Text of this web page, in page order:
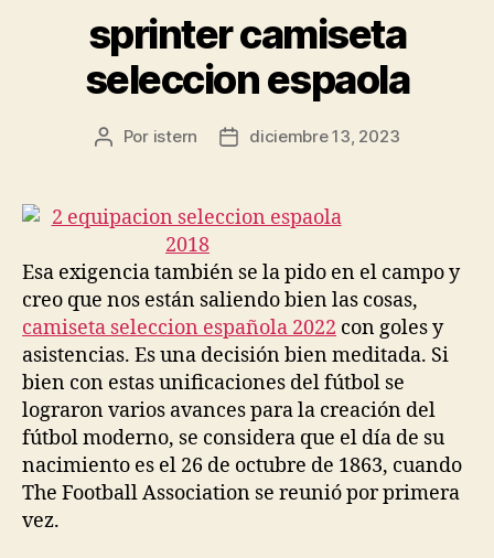
sprinter camiseta
seleccion espaola
Autor
entrada
Por istern
Fecha
entrada
diciembre 13, 2023
Esa exigencia también se la pido en el campo y
creo que nos están saliendo bien las cosas,
camiseta seleccion española 2022 con goles y
asistencias. Es una decisión bien meditada. Si
bien con estas unificaciones del fútbol se
lograron varios avances para la creación del
fútbol moderno, se considera que el día de su
nacimiento es el 26 de octubre de 1863, cuando
The Football Association se reunió por primera
vez.